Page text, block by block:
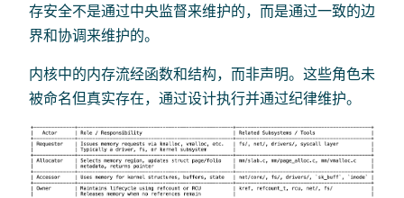
存安全不是通过中央监督来维护的，而是通过一致的边
界和协调来维护的。
内核中的内存流经函数和结构，而非声明。这些角色未
被命名但真实存在，通过设计执行并通过纪律维护。